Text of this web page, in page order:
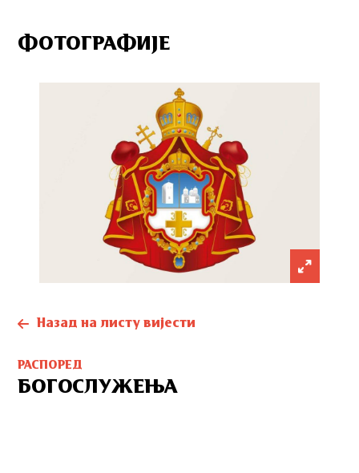
ФОТОГРАФИЈЕ
Назад на листу вијести
РАСПОРЕД
БОГОСЛУЖЕЊА